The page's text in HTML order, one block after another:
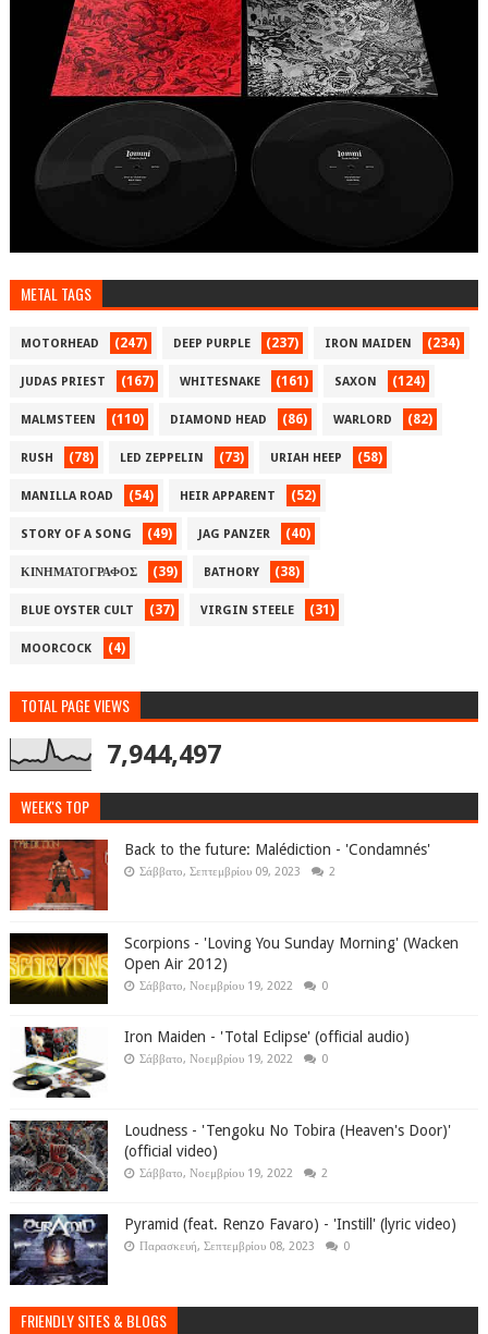
METAL TAGS
MOTORHEAD (247) DEEP PURPLE (237) IRON MAIDEN (234)
JUDAS PRIEST (167) WHITESNAKE (161) SAXON (124)
MALMSTEEN (110) DIAMOND HEAD (86) WARLORD (82)
RUSH (78) LED ZEPPELIN (73) URIAH HEEP (58)
MANILLA ROAD (54) HEIR APPARENT (52)
STORY OF A SONG (49) JAG PANZER (40)
ΚΙΝΗΜΑΤΟΓΡΑΦΟΣ (39) BATHORY (38)
BLUE OYSTER CULT (37) VIRGIN STEELE (31)
MOORCOCK (4)
TOTAL PAGE VIEWS
7,944,497
WEEK'S TOP
Back to the future: Malédiction - 'Condamnés'
Σάββατο, Σεπτεμβρίου 09, 2023 2
Scorpions - 'Loving You Sunday Morning' (Wacken
Open Air 2012)
Σάββατο, Νοεμβρίου 19, 2022 0
Iron Maiden - 'Total Eclipse' (official audio)
Σάββατο, Νοεμβρίου 19, 2022 0
Loudness - 'Tengoku No Tobira (Heaven's Door)'
(official video)
Σάββατο, Νοεμβρίου 19, 2022 2
Pyramid (feat. Renzo Favaro) - 'Instill' (lyric video)
Παρασκευή, Σεπτεμβρίου 08, 2023 0
FRIENDLY SITES & BLOGS